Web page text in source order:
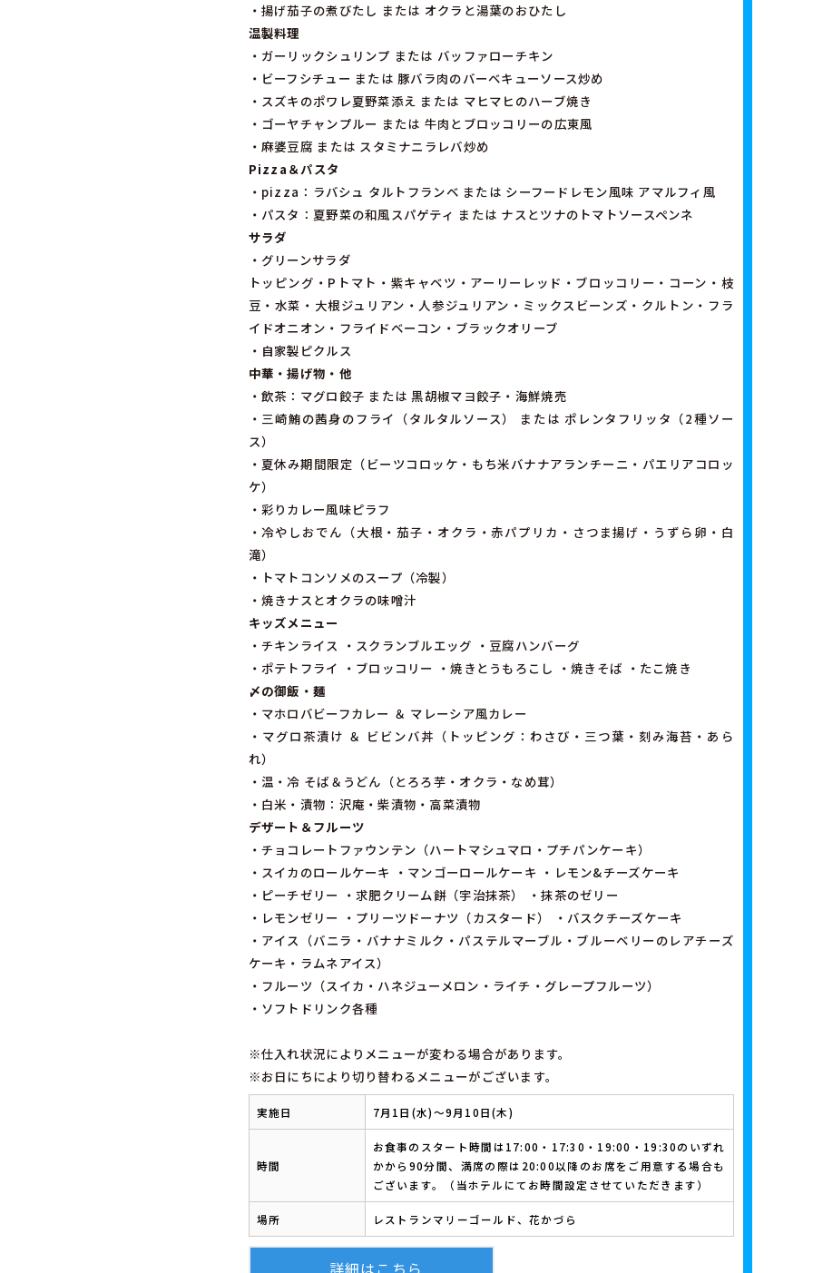
・揚げ茄子の煮びたし または オクラと湯葉のおひたし
温製料理
・ガーリックシュリンプ または バッファローチキン
・ビーフシチュー または 豚バラ肉のバーベキューソース炒め
・スズキのポワレ夏野菜添え または マヒマヒのハーブ焼き
・ゴーヤチャンプルー または 牛肉とブロッコリーの広東風
・麻婆豆腐 または スタミナニラレバ炒め
Pizza＆パスタ
・pizza：ラバシュ タルトフランベ または シーフードレモン風味 アマルフィ風
・パスタ：夏野菜の和風スパゲティ または ナスとツナのトマトソースペンネ
サラダ
・グリーンサラダ
トッピング・Pトマト・紫キャベツ・アーリーレッド・ブロッコリー・コーン・枝
豆・水菜・大根ジュリアン・人参ジュリアン・ミックスビーンズ・クルトン・フラ
イドオニオン・フライドベーコン・ブラックオリーブ
・自家製ピクルス
中華・揚げ物・他
・飲茶：マグロ餃子 または 黒胡椒マヨ餃子・海鮮焼売
・三崎鮪の茜身のフライ（タルタルソース） または ポレンタフリッタ（2種ソー
ス）
・夏休み期間限定（ビーツコロッケ・もち米バナナアランチーニ・パエリアコロッ
ケ）
・彩りカレー風味ピラフ
・冷やしおでん（大根・茄子・オクラ・赤パプリカ・さつま揚げ・うずら卵・白
滝）
・トマトコンソメのスープ（冷製）
・焼きナスとオクラの味噌汁
キッズメニュー
・チキンライス ・スクランブルエッグ ・豆腐ハンバーグ
・ポテトフライ ・ブロッコリー ・焼きとうもろこし ・焼きそば ・たこ焼き
〆の御飯・麺
・マホロバビーフカレー ＆ マレーシア風カレー
・マグロ茶漬け ＆ ビビンバ丼（トッピング：わさび・三つ葉・刻み海苔・あら
れ）
・温・冷 そば＆うどん（とろろ芋・オクラ・なめ茸）
・白米・漬物：沢庵・柴漬物・高菜漬物
デザート＆フルーツ
・チョコレートファウンテン（ハートマシュマロ・プチパンケーキ）
・スイカのロールケーキ ・マンゴーロールケーキ ・レモン&チーズケーキ
・ピーチゼリー ・求肥クリーム餅（宇治抹茶） ・抹茶のゼリー
・レモンゼリー ・プリーツドーナツ（カスタード） ・バスクチーズケーキ
・アイス（バニラ・バナナミルク・パステルマーブル・ブルーベリーのレアチーズ
ケーキ・ラムネアイス）
・フルーツ（スイカ・ハネジューメロン・ライチ・グレープフルーツ）
・ソフトドリンク各種
※仕入れ状況によりメニューが変わる場合があります。
※お日にちにより切り替わるメニューがございます。
実施日 7月1日(水)～9月10日(木)
時間
お食事のスタート時間は17:00・17:30・19:00・19:30のいずれ
かから90分間、満席の際は20:00以降のお席をご用意する場合も
ございます。（当ホテルにてお時間設定させていただきます）
場所 レストランマリーゴールド、花かづら